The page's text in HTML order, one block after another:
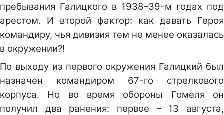
пребывания Галицкого в 1938–39-м годах под
арестом. И второй фактор: как давать Героя
командиру, чья дивизия тем не менее оказалась
в окружении?!
По выходу из первого окружения Галицкий был
назначен командиром 67-го стрелкового
корпуса. Но во время обороны Гомеля он
получил два ранения: первое – 13 августа,